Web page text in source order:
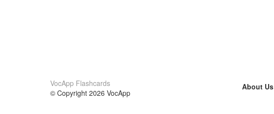
VocApp Flashcards
© Copyright 2026 VocApp
About Us